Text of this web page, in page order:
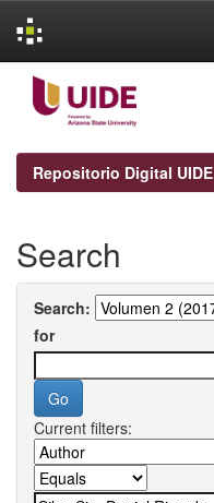
navigation
Repositorio Digital UIDE
Search
Search:
for
Current filters: